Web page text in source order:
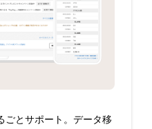
ごとサポート。データ移